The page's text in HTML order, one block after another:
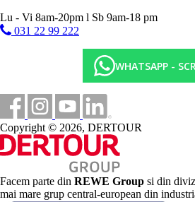
Distanţe
Centrul orasului
Distanta de cel mai apropiat aeroport
0 m
Distanta pana la plaja
80 m
Magazine
Plaja
Lu - Vi 8am-20pm l Sb 9am-18 pm
031 22 99 222
WHATSAPP -
Copyright © 2026, DERTOUR
Facem parte din REWE Group si din
mai mare grup central-european din